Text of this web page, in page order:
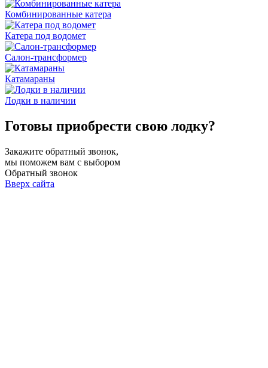
Комбинированные катера
Катера под водомет
Салон-трансформер
Катамараны
Лодки в наличии
Готовы приобрести свою лодку?
Закажите обратный звонок,
мы поможем вам с выбором
Обратный звонок
Вверх сайта